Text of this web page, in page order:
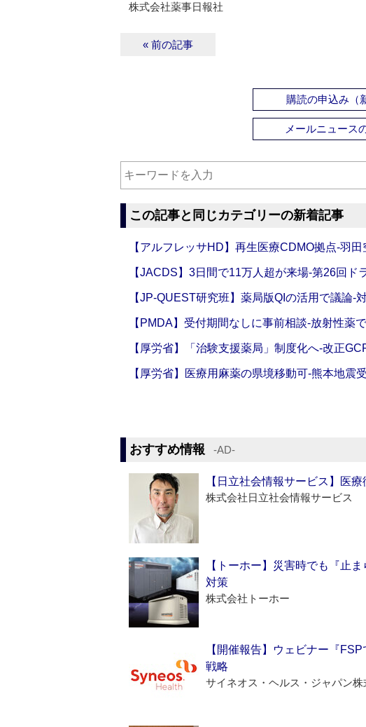
株式会社薬事日報社
« 前の記事
購読の申込み（
メールニュース
この記事と同じカテゴリーの新着記事
【アルフレッサHD】再生医療CDMO拠点‐羽
【JACDS】3日間で11万人超が来場‐第26回ド
【JP-QUEST研究班】薬局版QIの活用で議論‐
【PMDA】受付期間なしに事前相談‐放射性薬
【厚労省】「治験支援薬局」制度化へ‐改正
【厚労省】医療用麻薬の県境移動可‐熊本地震
おすすめ情報 ‐AD‐
【日立社会情報サービス】医
株式会社日立社会情報サービス
【トーホー】災害時でも『止
対策
株式会社トーホー
【開催報告】ウェビナー『
戦略
サイネオス・ヘルス・ジャパン株